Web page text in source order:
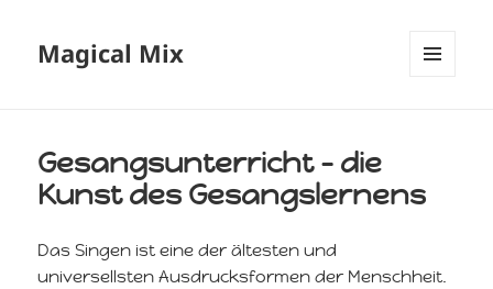
Magical Mix
Gesangsunterricht – die
Kunst des Gesangslernens
Das Singen ist eine der ältesten und
universellsten Ausdrucksformen der Menschheit.